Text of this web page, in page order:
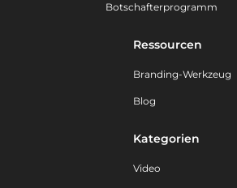
Botschafterprogramm
Ressourcen
Branding-Werkzeug
Blog
Kategorien
Video